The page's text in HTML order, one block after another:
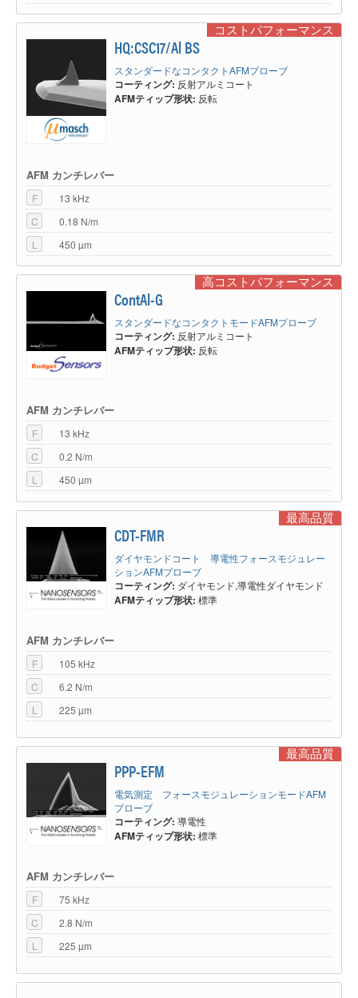
コストパフォーマンス
HQ:CSC17/Al BS
スタンダードなコンタクトAFMプローブ
コーティング: 反射アルミコート
AFMティップ形状: 反転
AFM カンチレバー
F
13 kHz
C
0.18 N/m
L
450 µm
高コストパフォーマンス
ContAl-G
スタンダードなコンタクトモードAFMプローブ
コーティング: 反射アルミコート
AFMティップ形状: 反転
AFM カンチレバー
F
13 kHz
C
0.2 N/m
L
450 µm
最高品質
CDT-FMR
ダイヤモンドコート 導電性フォースモジュレー
ションAFMプローブ
コーティング: ダイヤモンド,導電性ダイヤモンド
AFMティップ形状: 標準
AFM カンチレバー
F
105 kHz
C
6.2 N/m
L
225 µm
最高品質
PPP-EFM
電気測定 フォースモジュレーションモードAFM
プローブ
コーティング: 導電性
AFMティップ形状: 標準
AFM カンチレバー
F
75 kHz
C
2.8 N/m
L
225 µm